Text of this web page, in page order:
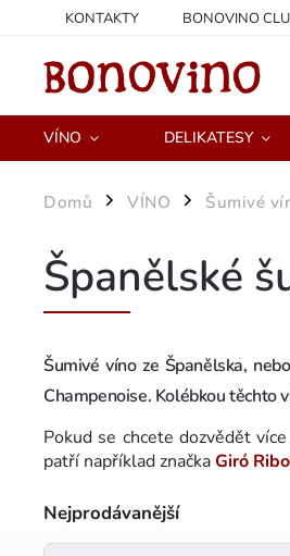
KONTAKTY BONOVINO
VÍNO DELIKATESY
Domů / VÍNO / Šumivé
Španělské
Šumivé víno ze Španělska,
Champenoise. Kolébkou těchto
Pokud se chcete dozvědět
patří například značkaGiró
Nejprodávanější